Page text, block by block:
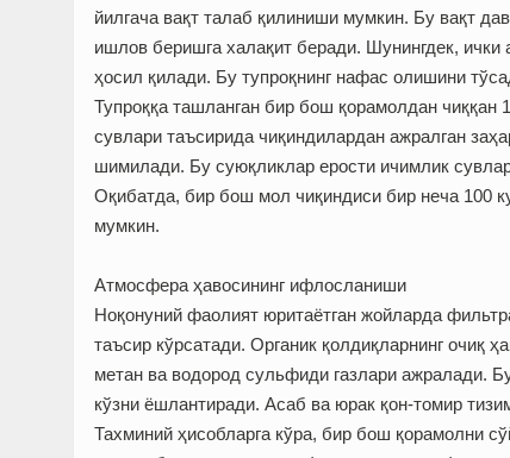
йилгача вақт талаб қилиниши мумкин. Бу вақт
ишлов беришга халақит беради. Шунинг­дек, ички
ҳосил қилади. Бу тупроқнинг нафас олишини
Тупроққа ташланган бир бош қорамолдан чиққан
сувлари таъсирида чиқиндилардан ажралган
шимилади. Бу суюқликлар ерости ичимлик
Оқибатда, бир бош мол чиқиндиси бир неча 100
мумкин.
Атмосфера ҳавосининг ифлосланиши
Ноқонуний фаолият юритаётган жойларда
таъсир кўрсатади. Органик қолдиқларнинг очиқ
метан ва водород сульфиди газлари ажралади.
кўзни ёшлантиради. Асаб ва юрак қон-томир
Тахминий ҳисобларга кўра, бир бош қорамолни